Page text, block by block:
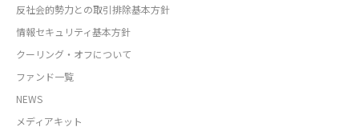
反社会的勢力との取引排除基本方針
情報セキュリティ基本方針
クーリング・オフについて
ファンド一覧
NEWS
メディアキット